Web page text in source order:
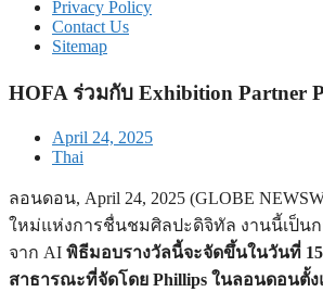
Privacy Policy
Contact Us
Sitemap
HOFA ร่วมกับ Exhibition Partner
April 24, 2025
Thai
ลอนดอน, April 24, 2025 (GLOBE
ใหม่แห่งการชื่นชมศิลปะดิจิทัล งานนี้เป็น
จาก AI พิธีมอบรางวัลนี้จะจัดขึ้นในวันที่
สาธารณะที่จัดโดย Phillips ในลอนดอนตั้